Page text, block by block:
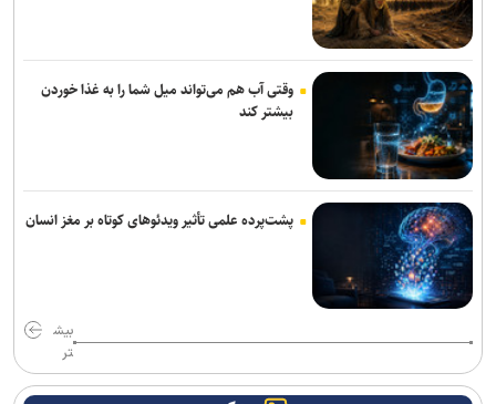
وقتی آب هم می‌تواند میل شما را به غذا خوردن
بیشتر کند
پشت‌پرده علمی تأثیر ویدئو‌های کوتاه بر مغز انسان
بیش
تر